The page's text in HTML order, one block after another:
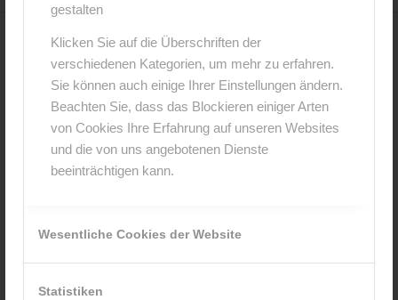
gestalten
Klicken Sie auf die Überschriften der
verschiedenen Kategorien, um mehr zu erfahren.
Sie können auch einige Ihrer Einstellungen ändern.
Beachten Sie, dass das Blockieren einiger Arten
von Cookies Ihre Erfahrung auf unseren Websites
und die von uns angebotenen Dienste
beeinträchtigen kann.
Wesentliche Cookies der Website
Statistiken
0
KOMMENTARE
Hinterlasse einen Kommentar
Hinterlasse uns deinen Kommentar!